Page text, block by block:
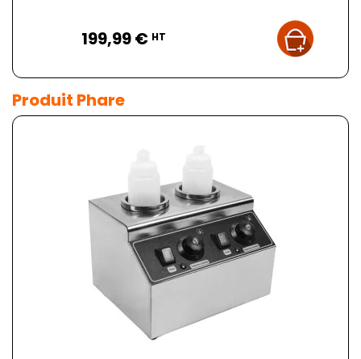
199,99 € HT
Produit Phare